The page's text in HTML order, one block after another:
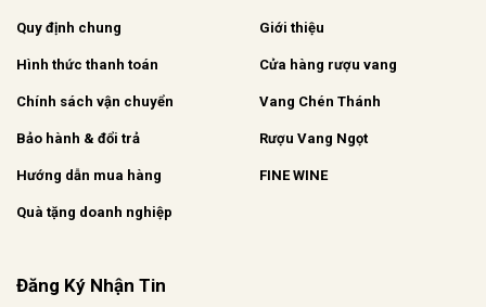
Quy định chung
Hình thức thanh toán
Chính sách vận chuyển
Bảo hành & đổi trả
Hướng dẫn mua hàng
Quà tặng doanh nghiệp
Giới thiệu
Cửa hàng rượu vang
Vang Chén Thánh
Rượu Vang Ngọt
FINE WINE
Đăng Ký Nhận Tin